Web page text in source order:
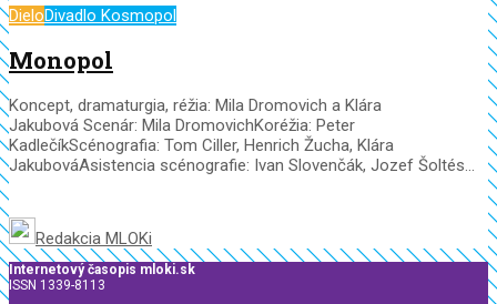
DieloDivadlo Kosmopol
Monopol
Koncept, dramaturgia, réžia: Mila Dromovich a Klára
Jakubová Scenár: Mila DromovichKoréžia: Peter
KadlečíkScénografia: Tom Ciller, Henrich Žucha, Klára
JakubováAsistencia scénografie: Ivan Slovenčák, Jozef Šoltés...
Redakcia MLOKi
Internetový časopis mloki.sk
ISSN 1339-8113